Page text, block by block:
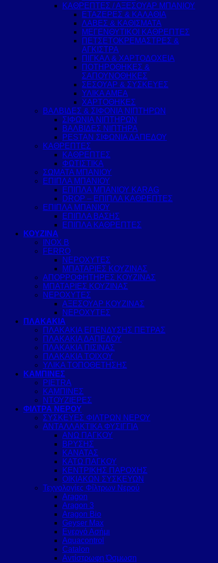
ΚΑΘΡΕΠΤΕΣ / ΑΞΕΣΟΥΑΡ ΜΠΑΝΙΟΥ
ΕΤΑΖΕΡΕΣ & ΚΑΛΑΘΙΑ
ΛΑΒΕΣ & ΚΑΘΙΣΜΑΤΑ
ΜΕΓΕΝΘΥΤΙΚΟΙ ΚΑΘΡΕΠΤΕΣ
ΠΕΤΣΕΤΟΚΡΕΜΑΣΤΡΕΣ &
ΑΓΚΙΣΤΡΑ
ΠΙΓΚΑΛ & ΧΑΡΤΟΔΟΧΕΙΑ
ΠΟΤΗΡΟΘΗΚΕΣ &
ΣΑΠΟΥΝΟΘΗΚΕΣ
ΣΕΣΟΥΑΡ & ΣΥΣΚΕΥΕΣ
ΥΛΙΚΑ ΑΜΕΑ
ΧΑΡΤΟΘΗΚΕΣ
ΒΑΛΒΙΔΕΣ & ΣΙΦΟΝΙΑ ΝΙΠΤΗΡΩΝ
ΣΙΦΩΝΙΑ ΝΙΠΤΗΡΩΝ
ΒΑΛΒΙΔΕΣ ΝΙΠΤΗΡΑ
PESTAN ΣΙΦΩΝΙΑ ΔΑΠΕΔΟΥ
ΚΑΘΡΕΠΤΕΣ
ΚΑΘΡΕΠΤΕΣ
ΦΩΤΙΣΤΙΚΑ
ΣΩΜΑΤΑ ΜΠΑΝΙΟΥ
ΕΠΙΠΛΑ ΜΠΑΝΙΟΥ
ΕΠΙΠΛΑ ΜΠΑΝΙΟΥ KARAG
DROP – ΕΠΙΠΛΑ ΚΑΘΡΕΠΤΕΣ
ΕΠΙΠΛΑ ΜΠΑΝΙΟΥ
ΕΠΙΠΛΑ ΒΑΣΗΣ
ΕΠΙΠΛΑ ΚΑΘΡΕΠΤΕΣ
ΚΟΥΖΙΝΑ
INOX B
FERRO
ΝΕΡΟΧΥΤΕΣ
ΜΠΑΤΑΡΙΕΣ ΚΟΥΖΙΝΑΣ
ΑΠΟΡΡΟΦΗΤΗΡΕΣ ΚΟΥΖΙΝΑΣ
ΜΠΑΤΑΡΙΕΣ ΚΟΥΖΙΝΑΣ
ΝΕΡΟΧΥΤΕΣ
ΑΞΕΣΟΥΑΡ ΚΟΥΖΙΝΑΣ
ΝΕΡΟΧΥΤΕΣ
ΠΛΑΚΑΚΙΑ
ΠΛΑΚΑΚΙΑ ΕΠΕΝΔΥΣΗΣ ΠΕΤΡΑΣ
ΠΛΑΚΑΚΙΑ ΔΑΠΕΔΟΥ
ΠΛΑΚΑΚΙΑ ΠΙΣΙΝΑΣ
ΠΛΑΚΑΚΙΑ ΤΟΙΧΟΥ
ΥΛΙΚΑ ΤΟΠΟΘΕΤΗΣΗΣ
ΚΑΜΠΙΝΕΣ
PIETRA
ΚΑΜΠΙΝΕΣ
ΝΤΟΥΖΙΕΡΕΣ
ΦΙΛΤΡΑ ΝΕΡΟΥ
ΣΥΣΚΕΥΕΣ ΦΙΛΤΡΩΝ ΝΕΡΟΥ
ΑΝΤΑΛΛΑΚΤΙΚΑ ΦΥΣΙΓΓΙΑ
ΑΝΩ ΠΑΓΚΟΥ
ΒΡΥΣΗΣ
ΚΑΝΑΤΑΣ
ΚΑΤΩ ΠΑΓΚΟΥ
ΚΕΝΤΡΙΚΗΣ ΠΑΡΟΧΗΣ
ΟΙΚΙΑΚΩΝ ΣΥΣΚΕΥΩΝ
Τεχνολογίες Φίλτρων Νερού
Aragon
Aragon 3
Aragon Bio
Geyser Max
Ενεργό Ασήμι
Aquacontrol
Catalon
Αντίστρωφη Όσμωση